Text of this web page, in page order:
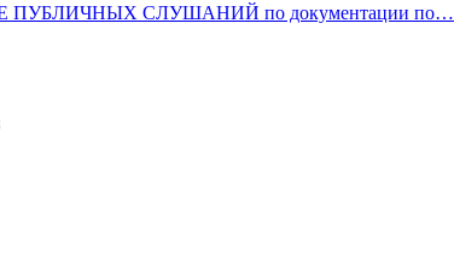
СЛУШАНИЙ по документации по…